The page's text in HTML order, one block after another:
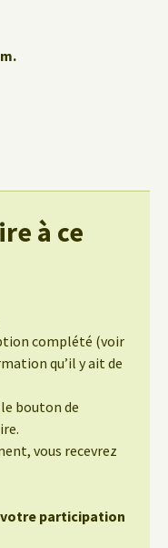
à ce
complété (voir
qu’il y ait de
bouton de
vous recevrez
participation